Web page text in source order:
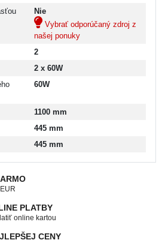
Nie
Vybrať odporúčaný zdroj z
našej ponuky
2
2 x 60W
60W
1100 mm
445 mm
445 mm
PLATBY
online kartou
CENY